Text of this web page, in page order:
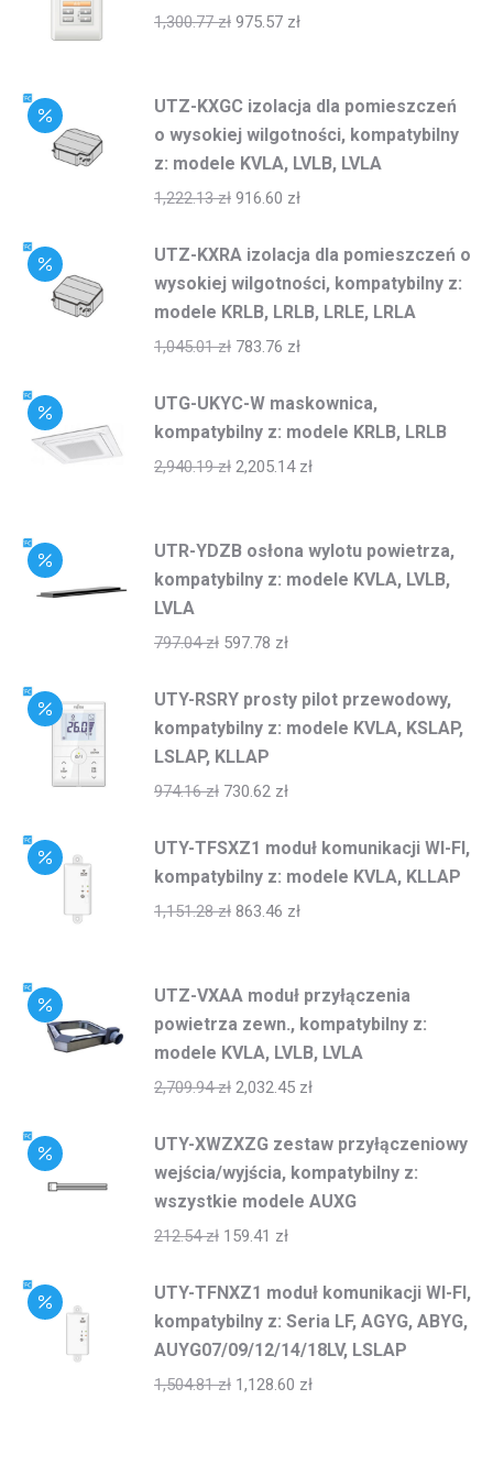
1,300.77zł 975.57 zł
UTZ-KXGC izolacja dla pomieszczeń
o wysokiej wilgotności, kompatybilny
z: modele KVLA, LVLB, LVLA
1,222.13zł 916.60 zł
UTZ-KXRA izolacja dla pomieszczeń o
wysokiej wilgotności, kompatybilny z:
modele KRLB, LRLB, LRLE, LRLA
1,045.01zł 783.76 zł
UTG-UKYC-W maskownica,
kompatybilny z: modele KRLB, LRLB
2,940.19zł 2,205.14 zł
UTR-YDZB osłona wylotu powietrza,
kompatybilny z: modele KVLA, LVLB,
LVLA
797.04zł 597.78 zł
UTY-RSRY prosty pilot przewodowy,
kompatybilny z: modele KVLA, KSLAP,
LSLAP, KLLAP
974.16zł 730.62 zł
UTY-TFSXZ1 moduł komunikacji WI-FI,
kompatybilny z: modele KVLA, KLLAP
1,151.28zł 863.46 zł
UTZ-VXAA moduł przyłączenia
powietrza zewn., kompatybilny z:
modele KVLA, LVLB, LVLA
2,709.94zł 2,032.45 zł
UTY-XWZXZG zestaw przyłączeniowy
wejścia/wyjścia, kompatybilny z:
wszystkie modele AUXG
212.54zł 159.41 zł
UTY-TFNXZ1 moduł komunikacji WI-FI,
kompatybilny z: Seria LF, AGYG, ABYG,
AUYG07/09/12/14/18LV, LSLAP
1,504.81zł 1,128.60 zł